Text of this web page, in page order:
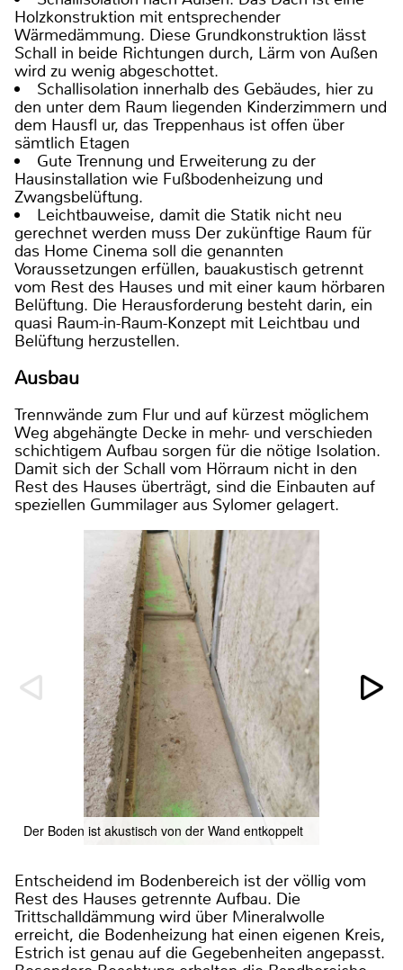
Holzkonstruktion mit entsprechender
Wärmedämmung. Diese Grundkonstruktion lässt
Schall in beide Richtungen durch, Lärm von Außen
wird zu wenig abgeschottet.
Schallisolation innerhalb des Gebäudes, hier zu
den unter dem Raum liegenden Kinderzimmern und
dem Hausfl ur, das Treppenhaus ist offen über
sämtlich Etagen
Gute Trennung und Erweiterung zu der
Hausinstallation wie Fußbodenheizung und
Zwangsbelüftung.
Leichtbauweise, damit die Statik nicht neu
gerechnet werden muss Der zukünftige Raum für
das Home Cinema soll die genannten
Voraussetzungen erfüllen, bauakustisch getrennt
vom Rest des Hauses und mit einer kaum hörbaren
Belüftung. Die Herausforderung besteht darin, ein
quasi Raum-in-Raum-Konzept mit Leichtbau und
Belüftung herzustellen.
Ausbau
Trennwände zum Flur und auf kürzest möglichem
Weg abgehängte Decke in mehr- und verschieden
schichtigem Aufbau sorgen für die nötige Isolation.
Damit sich der Schall vom Hörraum nicht in den
Rest des Hauses überträgt, sind die Einbauten auf
speziellen Gummilager aus Sylomer gelagert.
Der Boden ist akustisch von der Wand entkoppelt
Entscheidend im Bodenbereich ist der völlig vom
Rest des Hauses getrennte Aufbau. Die
Trittschalldämmung wird über Mineralwolle
erreicht, die Bodenheizung hat einen eigenen Kreis,
Estrich ist genau auf die Gegebenheiten angepasst.